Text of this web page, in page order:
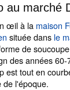
au marché
œil à la maison
située dans le
de
des années
est tout en
de l'époque.